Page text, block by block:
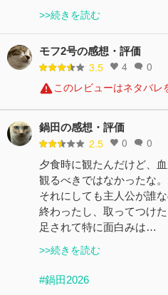
>>続きを読む
モフ2号の感想・評価
3.5 4 0
このレビューはネタバレ
鍋田の感想・評価
2.5 0 0
夕食時に観たんだけど、
観るべきではなかったな。
それにしても主人公が誰
終わったし、取ってつけ
足されて特に面白みは…
>>続きを読む
#鍋田2026